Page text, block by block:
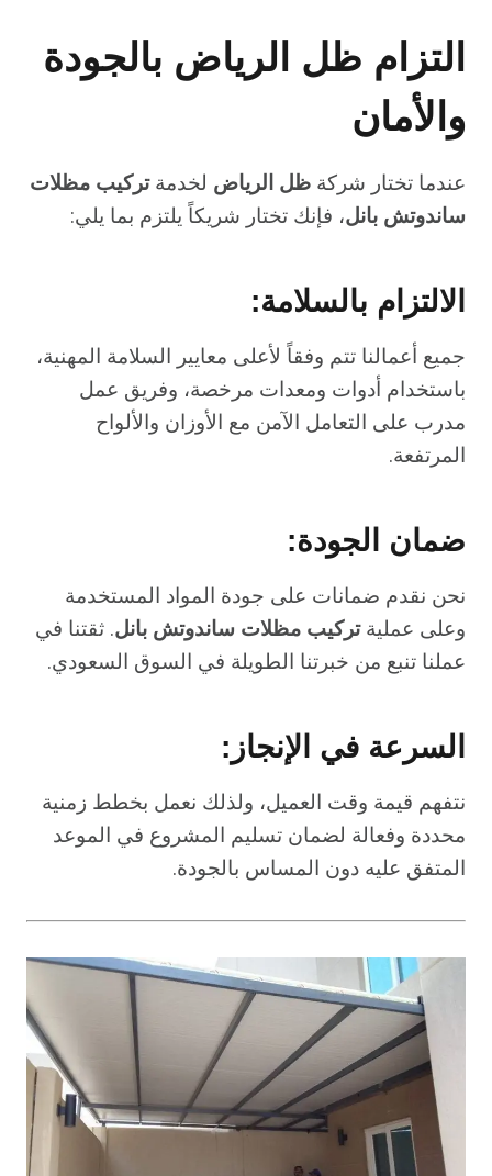
التزام ظل الرياض بالجودة
والأمان
عندما تختار شركة ظل الرياض لخدمةتركيب مظلات
ساندوتش بانل، فإنك تختار شريكاً يلتزم بما يلي:
الالتزام بالسلامة:
جميع أعمالنا تتم وفقاً لأعلى معايير السلامة المهنية،
باستخدام أدوات ومعدات مرخصة، وفريق عمل
مدرب على التعامل الآمن مع الأوزان والألواح
المرتفعة.
ضمان الجودة:
نحن نقدم ضمانات على جودة المواد المستخدمة
وعلى عمليةتركيب مظلات ساندوتش بانل. ثقتنا في
عملنا تنبع من خبرتنا الطويلة في السوق السعودي.
السرعة في الإنجاز:
نتفهم قيمة وقت العميل، ولذلك نعمل بخطط زمنية
محددة وفعالة لضمان تسليم المشروع في الموعد
المتفق عليه دون المساس بالجودة.